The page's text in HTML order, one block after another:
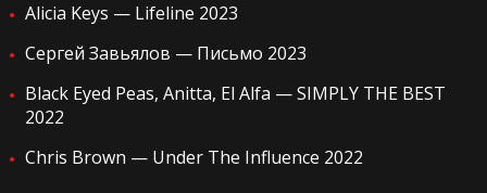
Alicia Keys — Lifeline 2023
Сергей Завьялов — Письмо 2023
Black Eyed Peas, Anitta, El Alfa — SIMPLY THE BEST
2022
Chris Brown — Under The Influence 2022